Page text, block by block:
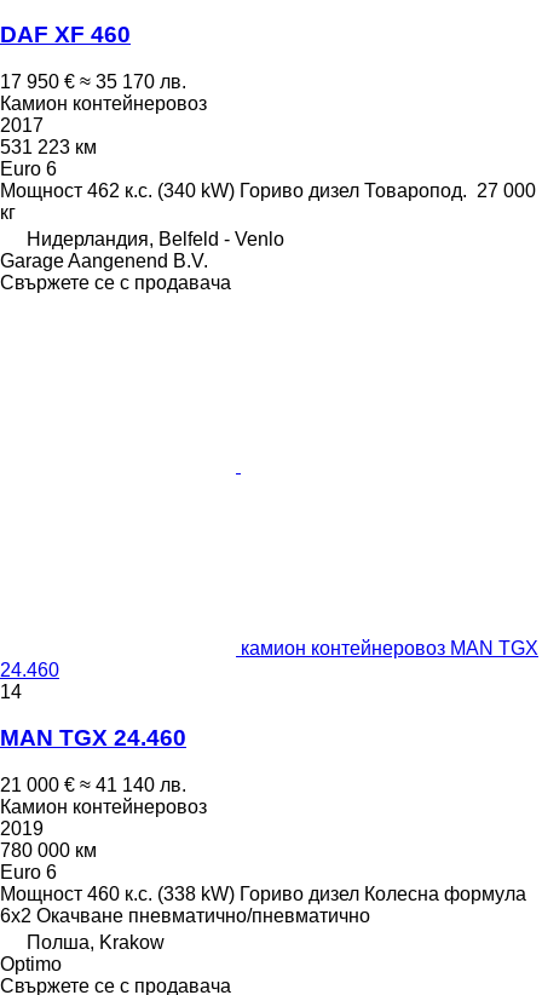
DAF XF 460
17 950 € ≈ 35 170 лв.
Камион контейнеровоз
2017
531 223 км
Euro 6
Мощност 462 к.с. (340 kW) Гориво дизел Товаропод. 27 000
кг
Нидерландия, Belfeld - Venlo
Garage Aangenend B.V.
Свържете се с продавача
камион контейнеровоз MAN TGX
24.460
14
MAN TGX 24.460
21 000 € ≈ 41 140 лв.
Камион контейнеровоз
2019
780 000 км
Euro 6
Мощност 460 к.с. (338 kW) Гориво дизел Колесна формула
6x2 Окачване пневматично/пневматично
Полша, Krakow
Optimo
Свържете се с продавача